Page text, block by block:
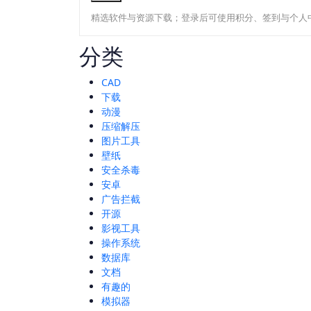
精选软件与资源下载；登录后可使用积分、签到与个人
分类
CAD
下载
动漫
压缩解压
图片工具
壁纸
安全杀毒
安卓
广告拦截
开源
影视工具
操作系统
数据库
文档
有趣的
模拟器